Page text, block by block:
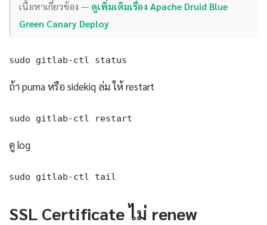
เนื้อหาเกี่ยวข้อง — ดูเพิ่มเติมเรื่อง Apache Druid Blue
Green Canary Deploy
sudo gitlab-ctl status
ถ้า puma หรือ sidekiq ล่ม ให้ restart
sudo gitlab-ctl restart
ดู log
sudo gitlab-ctl tail
SSL Certificate ไม่ renew